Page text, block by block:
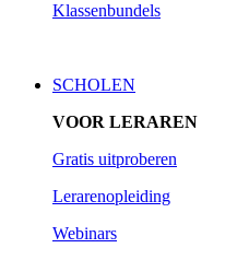
Klassenbundels
SCHOLEN
VOOR LERAREN
Gratis uitproberen
Lerarenopleiding
Webinars